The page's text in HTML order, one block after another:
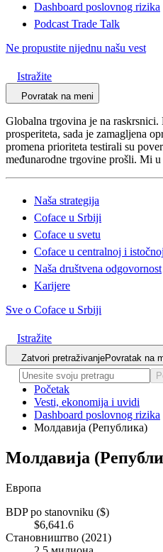
Dashboard poslovnog rizika
Podcast Trade Talk
Ne propustite nijednu našu vest
Istražite
Povratak na meni
Globalna trgovina je na
prosperiteta, sada je zamagljena
promena prioriteta testirali su
međunarodne trgovine prošli. Mi
Naša strategija
Coface u Srbiji
Coface u svetu
Coface u centralnoj i
Naša društvena odgovornost
Karijere
Sve o Coface u Srbiji
Istražite
Zatvori pretraživanjePovratak na
Početak
Vesti, ekonomija i uvidi
Dashboard poslovnog rizika
Молдавија (Република)
Молдавија
Европа
BDP po stanovniku ($)
$6,641.6
Становништво (2021)